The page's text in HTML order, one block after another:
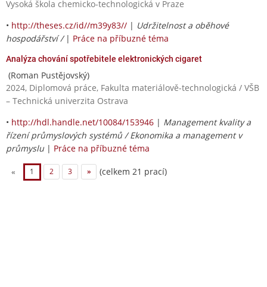
Vysoká škola chemicko-technologická v Praze
• http://theses.cz/id//m39y83// | Udržitelnost a oběhové
hospodářství / | Práce na příbuzné téma
Analýza chování spotřebitele elektronických cigaret
(Roman Pustějovský)
2024, Diplomová práce, Fakulta materiálově-technologická / VŠB
– Technická univerzita Ostrava
• http://hdl.handle.net/10084/153946 | Management kvality a
řízení průmyslových systémů / Ekonomika a management v
průmyslu | Práce na příbuzné téma
« 1 2 3 » (celkem 21 prací)